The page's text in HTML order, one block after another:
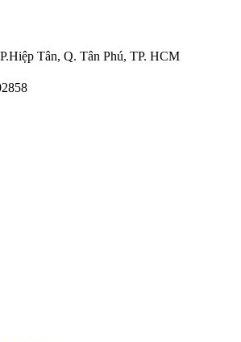
Tân, Q. Tân Phú, TP. HCM